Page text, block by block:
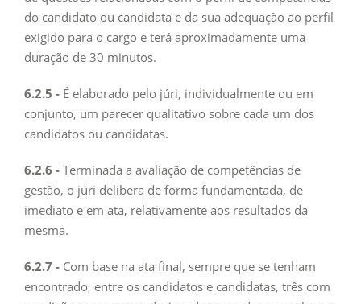
do candidato ou candidata e da sua adequação ao perfil
exigido para o cargo e terá aproximadamente uma
duração de 30 minutos.
6.2.5 - É elaborado pelo júri, individualmente ou em
conjunto, um parecer qualitativo sobre cada um dos
candidatos ou candidatas.
6.2.6 - Terminada a avaliação de competências de
gestão, o júri delibera de forma fundamentada, de
imediato e em ata, relativamente aos resultados da
mesma.
6.2.7 - Com base na ata final, sempre que se tenham
encontrado, entre os candidatos e candidatas, três com